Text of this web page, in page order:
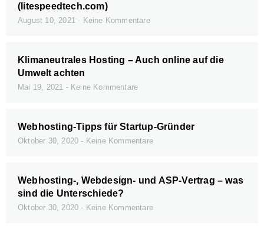
(litespeedtech.com)
August 10, 2021 Keine Kommentare
Klimaneutrales Hosting – Auch online auf die
Umwelt achten
Mai 19, 2021 Keine Kommentare
Webhosting-Tipps für Startup-Gründer
Oktober 30, 2020 Keine Kommentare
Webhosting-, Webdesign- und ASP-Vertrag – was
sind die Unterschiede?
Oktober 30, 2020 Keine Kommentare